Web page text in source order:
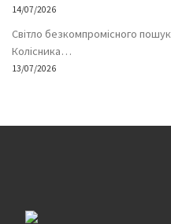
14/07/2026
Світло безкомпромісного
Колісника…
13/07/2026